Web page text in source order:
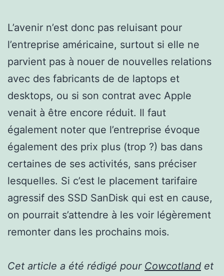
L’avenir n’est donc pas reluisant pour
l’entreprise américaine, surtout si elle ne
parvient pas à nouer de nouvelles relations
avec des fabricants de de laptops et
desktops, ou si son contrat avec Apple
venait à être encore réduit. Il faut
également noter que l’entreprise évoque
également des prix plus (trop ?) bas dans
certaines de ses activités, sans préciser
lesquelles. Si c’est le placement tarifaire
agressif des SSD SanDisk qui est en cause,
on pourrait s’attendre à les voir légèrement
remonter dans les prochains mois.
Cet article a été rédigé pour Cowcotland et